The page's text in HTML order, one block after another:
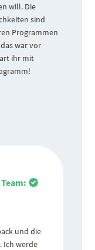
will. Die
sind
Programmen
war vor
ihr mit
und die
Ich werde